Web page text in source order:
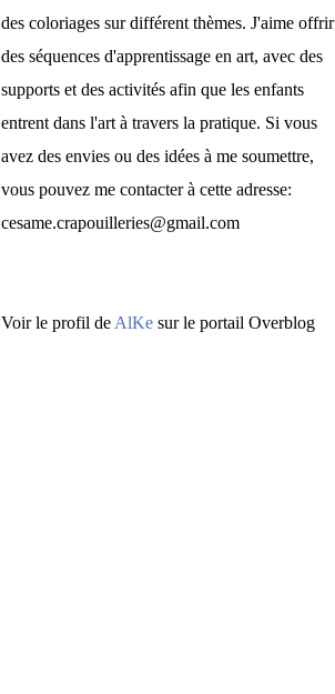
des coloriages sur différent thèmes. J'aime offrir
des séquences d'apprentissage en art, avec des
supports et des activités afin que les enfants
entrent dans l'art à travers la pratique. Si vous
avez des envies ou des idées à me soumettre,
vous pouvez me contacter à cette adresse:
cesame.crapouilleries@gmail.com
Voir le profil de AlKe sur le portail Overblog